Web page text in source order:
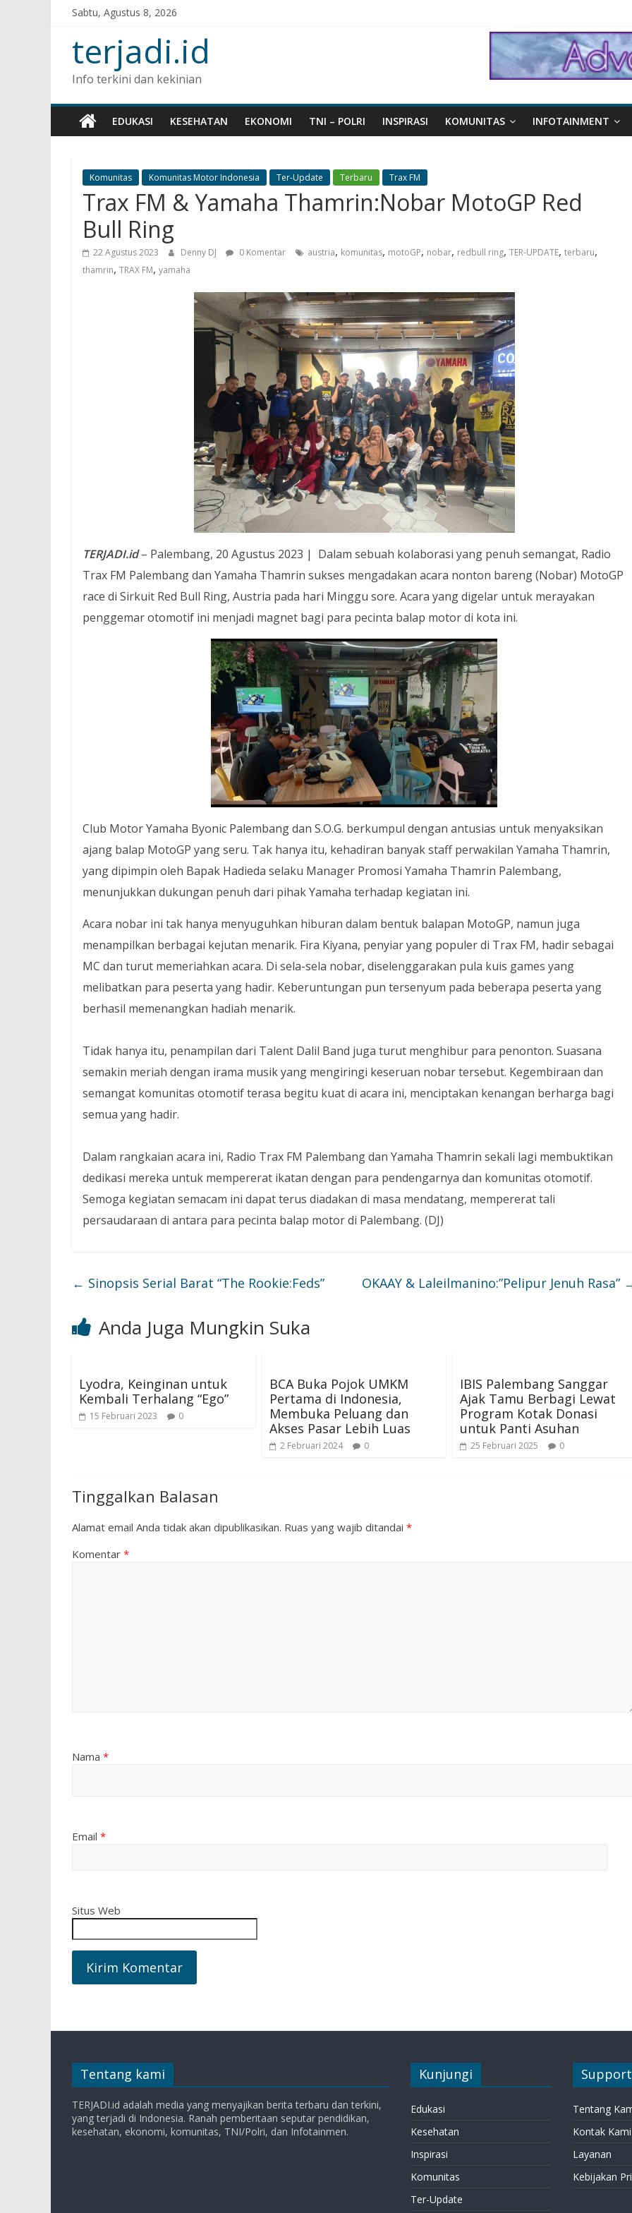
Sabtu, Agustus 8, 2026
terjadi.id
Info terkini dan kekinian
EDUKASI KESEHATAN EKONOMI TNI – POLRI INSPIRASI KOMUNITAS INFOTAINMENT
Komunitas Komunitas Motor Indonesia Ter-Update Terbaru Trax FM
Trax FM & Yamaha Thamrin:Nobar MotoGP Red
Bull Ring
22 Agustus 2023 Denny DJ 0 Komentar austria, komunitas, motoGP, nobar, redbull ring, TER-UPDATE, terbaru,
thamrin, TRAX FM, yamaha
TERJADI.id – Palembang, 20 Agustus 2023 | Dalam sebuah kolaborasi yang penuh semangat, Radio
Trax FM Palembang dan Yamaha Thamrin sukses mengadakan acara nonton bareng (Nobar) MotoGP
race di Sirkuit Red Bull Ring, Austria pada hari Minggu sore. Acara yang digelar untuk merayakan
penggemar otomotif ini menjadi magnet bagi para pecinta balap motor di kota ini.
Club Motor Yamaha Byonic Palembang dan S.O.G. berkumpul dengan antusias untuk menyaksikan
ajang balap MotoGP yang seru. Tak hanya itu, kehadiran banyak staff perwakilan Yamaha Thamrin,
yang dipimpin oleh Bapak Hadieda selaku Manager Promosi Yamaha Thamrin Palembang,
menunjukkan dukungan penuh dari pihak Yamaha terhadap kegiatan ini.
Acara nobar ini tak hanya menyuguhkan hiburan dalam bentuk balapan MotoGP, namun juga
menampilkan berbagai kejutan menarik. Fira Kiyana, penyiar yang populer di Trax FM, hadir sebagai
MC dan turut memeriahkan acara. Di sela-sela nobar, diselenggarakan pula kuis games yang
melibatkan para peserta yang hadir. Keberuntungan pun tersenyum pada beberapa peserta yang
berhasil memenangkan hadiah menarik.
Tidak hanya itu, penampilan dari Talent Dalil Band juga turut menghibur para penonton. Suasana
semakin meriah dengan irama musik yang mengiringi keseruan nobar tersebut. Kegembiraan dan
semangat komunitas otomotif terasa begitu kuat di acara ini, menciptakan kenangan berharga bagi
semua yang hadir.
Dalam rangkaian acara ini, Radio Trax FM Palembang dan Yamaha Thamrin sekali lagi membuktikan
dedikasi mereka untuk mempererat ikatan dengan para pendengarnya dan komunitas otomotif.
Semoga kegiatan semacam ini dapat terus diadakan di masa mendatang, mempererat tali
persaudaraan di antara para pecinta balap motor di Palembang. (DJ)
← Sinopsis Serial Barat “The Rookie:Feds” OKAAY & Laleilmanino:”Pelipur Jenuh Rasa”
Anda Juga Mungkin Suka
Lyodra, Keinginan untuk
Kembali Terhalang “Ego”
15 Februari 2023 0
BCA Buka Pojok UMKM
Pertama di Indonesia,
Membuka Peluang dan
Akses Pasar Lebih Luas
2 Februari 2024 0
IBIS Palembang Sanggar
Ajak Tamu Berbagi Lewat
Program Kotak Donasi
untuk Panti Asuhan
25 Februari 2025 0
Tinggalkan Balasan
Alamat email Anda tidak akan dipublikasikan. Ruas yang wajib ditandai *
Komentar *
Nama *
Email *
Situs Web
Tentang kami
TERJADI.id adalah media yang menyajikan berita terbaru dan terkini,
yang terjadi di Indonesia. Ranah pemberitaan seputar pendidikan,
kesehatan, ekonomi, komunitas, TNI/Polri, dan Infotainmen.
Kunjungi
Edukasi
Kesehatan
Inspirasi
Komunitas
Ter-Update
Support
Tentang
Kontak Kami
Layanan
Kebijakan